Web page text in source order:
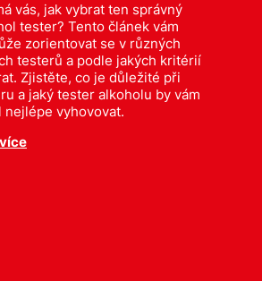
vás, jak vybrat ten správný
tester? Tento článek vám
zorientovat se v různých
testerů a podle jakých kritérií
Zjistěte, co je důležité při
a jaký tester alkoholu by vám
nejlépe vyhovovat.